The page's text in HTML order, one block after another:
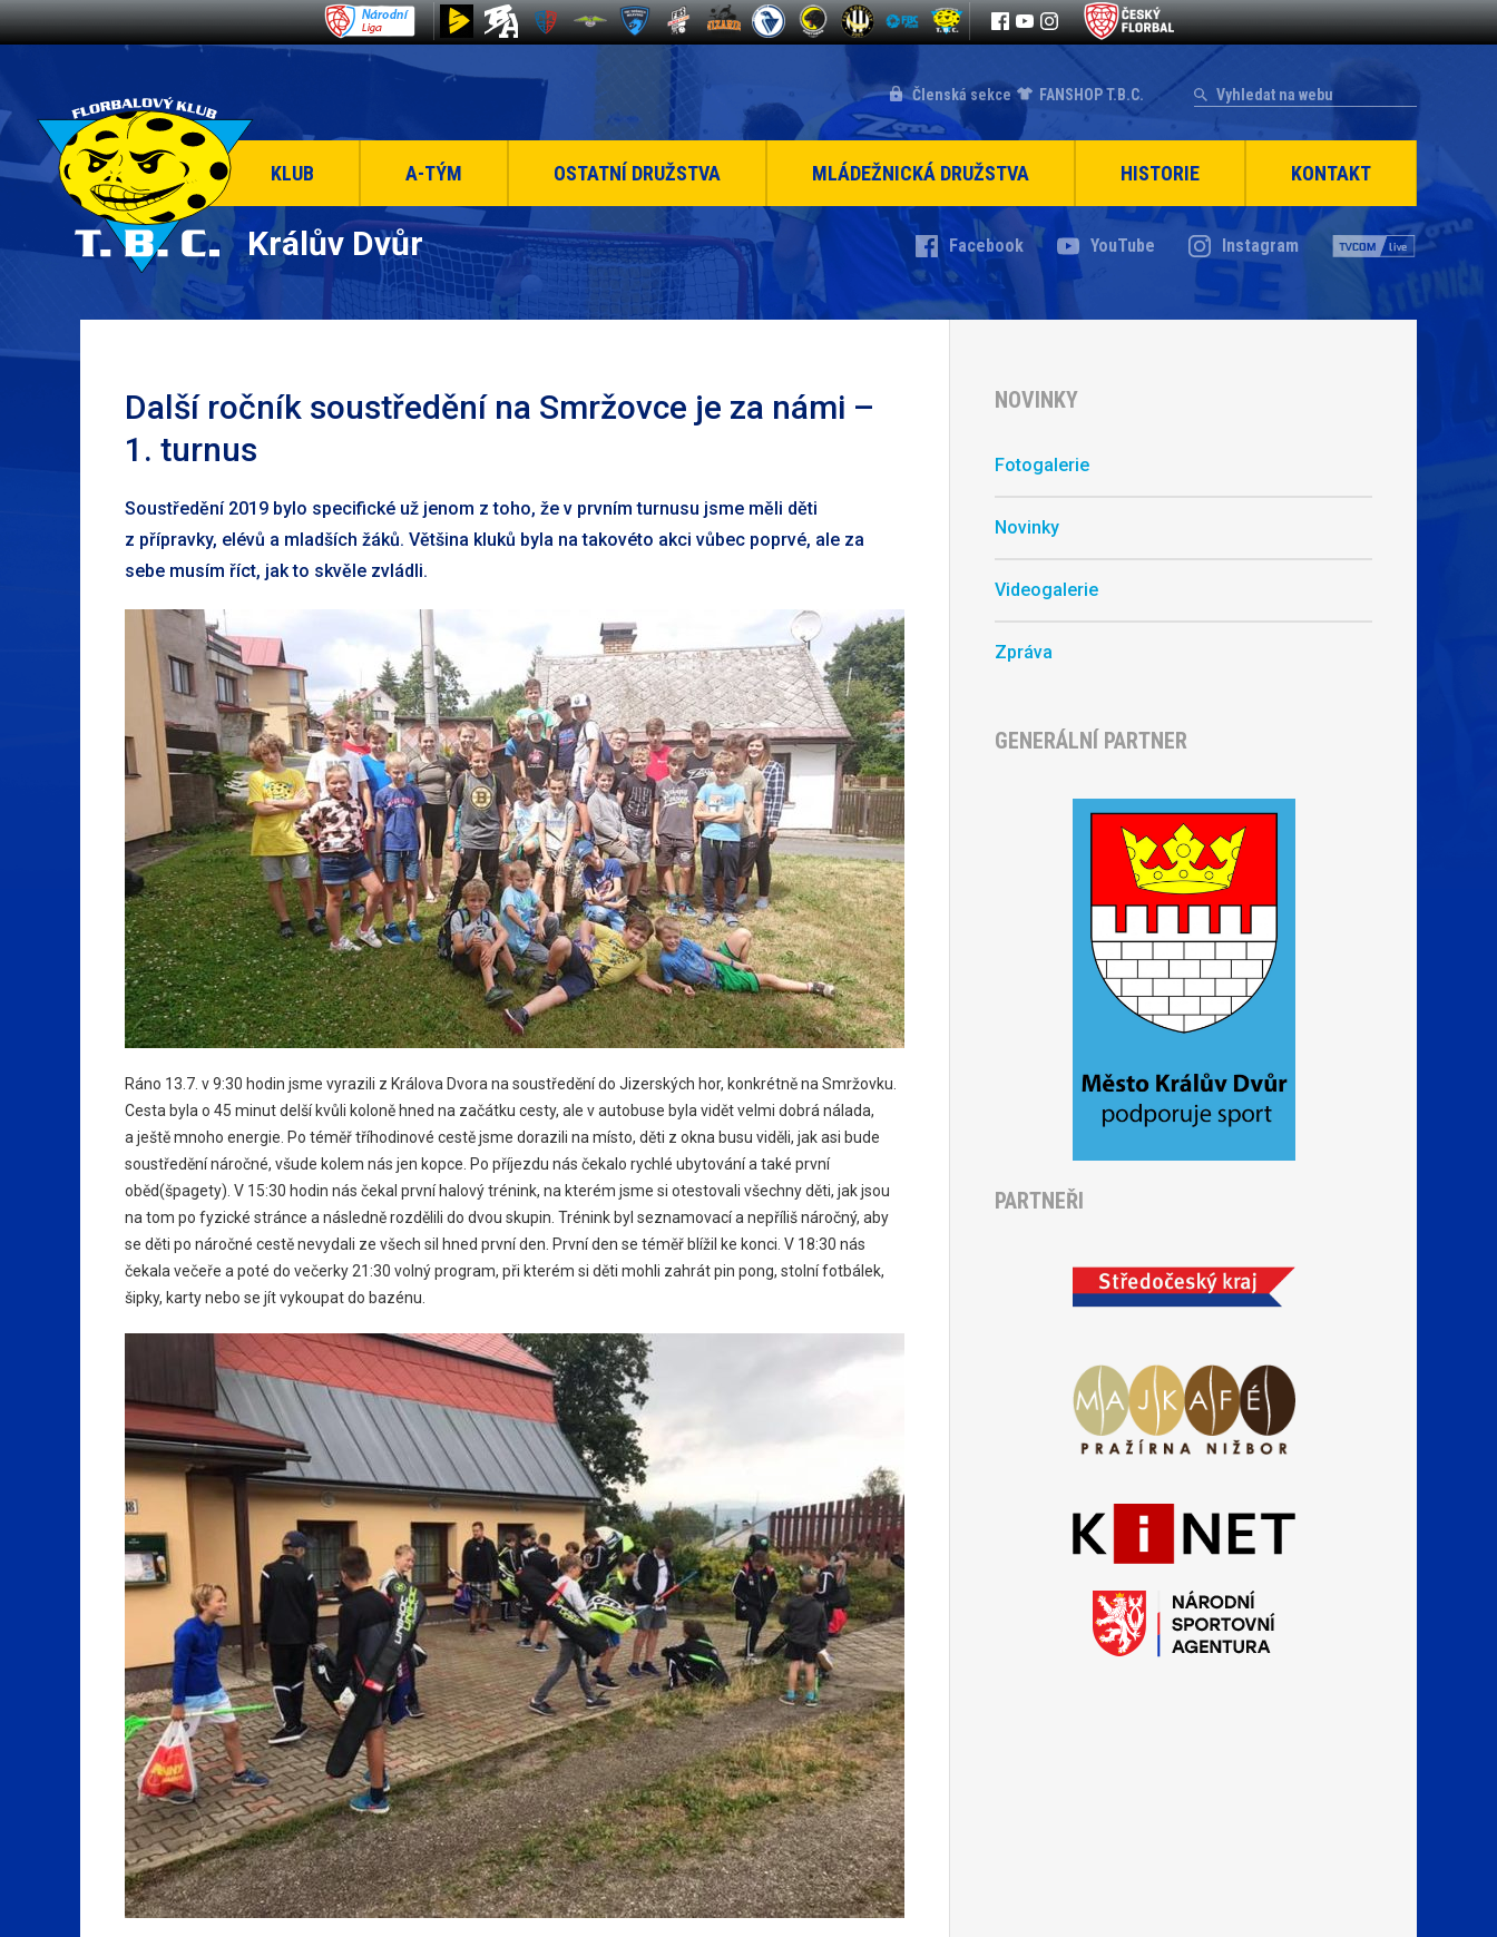
Členská sekce FANSHOP T.B.C.
KLUB A-TÝM OSTATNÍ DRUŽSTVA MLÁDEŽNICKÁ DRUŽSTVA HISTORIE KONTAKT
Králův Dvůr Facebook YouTube Instagram
Další ročník soustředění na Smržovce je za námi –
1. turnus
Soustředění 2019 bylo specifické už jenom z toho, že v prvním turnusu jsme měli děti
z přípravky, elévů a mladších žáků. Většina kluků byla na takovéto akci vůbec poprvé, ale za
sebe musím říct, jak to skvěle zvládli.
Ráno 13.7. v 9:30 hodin jsme vyrazili z Králova Dvora na soustředění do Jizerských hor, konkrétně na Smržovku.
Cesta byla o 45 minut delší kvůli koloně hned na začátku cesty, ale v autobuse byla vidět velmi dobrá nálada,
a ještě mnoho energie. Po téměř tříhodinové cestě jsme dorazili na místo, děti z okna busu viděli, jak asi bude
soustředění náročné, všude kolem nás jen kopce. Po příjezdu nás čekalo rychlé ubytování a také první
oběd(špagety). V 15:30 hodin nás čekal první halový trénink, na kterém jsme si otestovali všechny děti, jak jsou
na tom po fyzické stránce a následně rozdělili do dvou skupin. Trénink byl seznamovací a nepříliš náročný, aby
se děti po náročné cestě nevydali ze všech sil hned první den. První den se téměř blížil ke konci. V 18:30 nás
čekala večeře a poté do večerky 21:30 volný program, při kterém si děti mohli zahrát pin pong, stolní fotbálek,
šipky, karty nebo se jít vykoupat do bazénu.
NOVINKY
Fotogalerie
Novinky
Videogalerie
Zpráva
GENERÁLNÍ PARTNER
PARTNEŘI